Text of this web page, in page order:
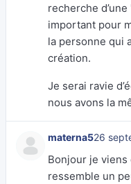
recherche
important pour
la personne qui
création.
Je serai ravie
nous avons la
materna526
Bonjour je
ressemble un